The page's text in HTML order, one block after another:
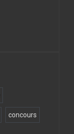
concours